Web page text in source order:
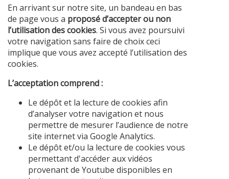
En arrivant sur notre site, un bandeau en bas
de page vous a proposé d’accepter ou non
l’utilisation des cookies. Si vous avez poursuivi
votre navigation sans faire de choix ceci
implique que vous avez accepté l’utilisation des
cookies.
L’acceptation comprend :
Le dépôt et la lecture de cookies afin
d’analyser votre navigation et nous
permettre de mesurer l’audience de notre
site internet via Google Analytics.
Le dépôt et/ou la lecture de cookies vous
permettant d'accéder aux vidéos
provenant de Youtube disponibles en